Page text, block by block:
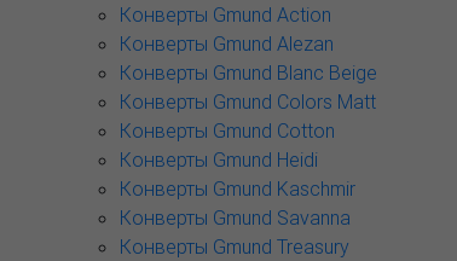
Конверты Gmund Action
Конверты Gmund Alezan
Конверты Gmund Blanc Beige
Конверты Gmund Colors Matt
Конверты Gmund Cotton
Конверты Gmund Heidi
Конверты Gmund Kaschmir
Конверты Gmund Savanna
Конверты Gmund Treasury